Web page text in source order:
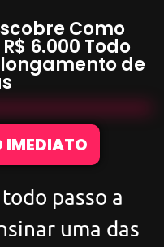
Como
R$ 6.000 Todo
de
IMEDIATO
passo a
uma das